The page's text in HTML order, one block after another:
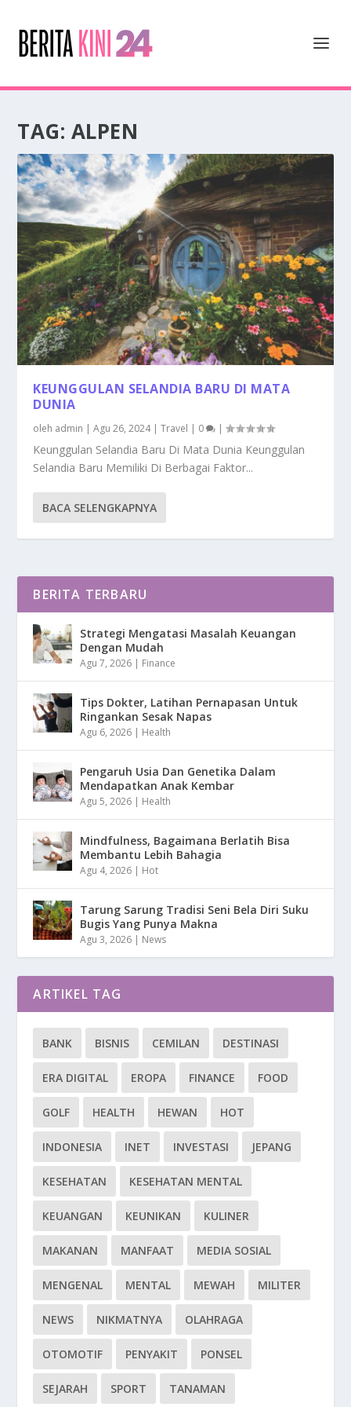
TAG: ALPEN
KEUNGGULAN SELANDIA BARU DI MATA
DUNIA
oleh admin |Agu 26, 2024|Travel | 0 |
Keunggulan Selandia Baru Di Mata Dunia Keunggulan
Selandia Baru Memiliki Di Berbagai Faktor...
BACA SELENGKAPNYA
BERITA TERBARU
Strategi Mengatasi Masalah Keuangan
Dengan Mudah
Agu 7, 2026 | Finance
Tips Dokter, Latihan Pernapasan Untuk
Ringankan Sesak Napas
Agu 6, 2026 | Health
Pengaruh Usia Dan Genetika Dalam
Mendapatkan Anak Kembar
Agu 5, 2026 | Health
Mindfulness, Bagaimana Berlatih Bisa
Membantu Lebih Bahagia
Agu 4, 2026 | Hot
Tarung Sarung Tradisi Seni Bela Diri Suku
Bugis Yang Punya Makna
Agu 3, 2026 | News
ARTIKEL TAG
BANK BISNIS CEMILAN DESTINASI
ERA DIGITAL EROPA FINANCE FOOD
GOLF HEALTH HEWAN HOT
INDONESIA INET INVESTASI JEPANG
KESEHATAN KESEHATAN MENTAL
KEUANGAN KEUNIKAN KULINER
MAKANAN MANFAAT MEDIA SOSIAL
MENGENAL MENTAL MEWAH MILITER
NEWS NIKMATNYA OLAHRAGA
OTOMOTIF PENYAKIT PONSEL
SEJARAH SPORT TANAMAN